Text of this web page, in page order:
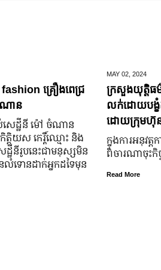
គ្រឿងពេជ្រ
ណាន
េដ្ឋី​នី ម៉ៅ ចំណាន
តិយស កេរ្តិ៍ឈ្មោះ និង​
ដ្ឋី​នី​រូប​នេះ​ជា​មនុស្ស​មិន​
លំទោន​ដាក់​អ្នក​ដទៃ​មុន​
MAY 02, 2024
ក្រសួងយុត្តិធម៌
លក់ដោយបង្ខំត
ដោយក្រុមហ៊ុន
ក្នុងការអនុវត្
ពិចារណាចុះកិ
Read More